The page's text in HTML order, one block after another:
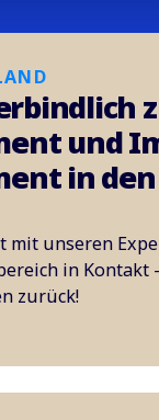
und
in
mit unseren
in Kontakt
zurück!